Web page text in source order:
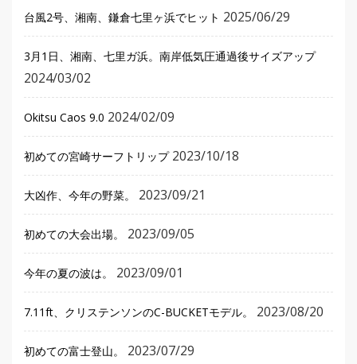
台風2号、湘南、鎌倉七里ヶ浜でヒット 2025/06/29
3月1日、湘南、七里ガ浜。南岸低気圧通過後サイズアップ
2024/03/02
Okitsu Caos 9.0 2024/02/09
初めての宮崎サーフトリップ 2023/10/18
大凶作、今年の野菜。 2023/09/21
初めての大会出場。 2023/09/05
今年の夏の波は。 2023/09/01
7.11ft、クリステンソンのC-BUCKETモデル。 2023/08/20
初めての富士登山。 2023/07/29